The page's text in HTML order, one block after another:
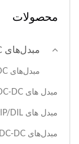
محصولات
مبدل‌های DC-DC
مبدل‌های DC-DC با ورودی فوق عریض 8:1
مبدل های DC-DC فوق جمع و جور
مبدل های DC-DC SMD/SIP/DIL با کارایی بالا 0.25W~3W
مبدل‌های DC-DC غیر ایزوله 0.5 ~ 10A